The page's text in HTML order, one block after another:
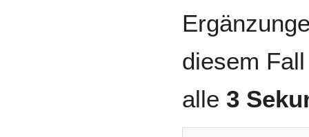
diesem
alle 3